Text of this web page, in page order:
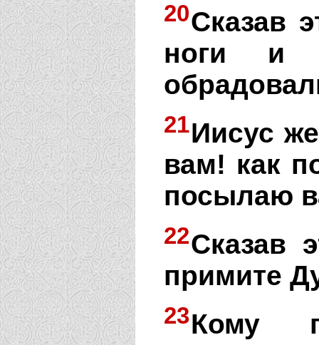
20Сказав
ноги и
21Иисус
вам! как
посылаю
22Сказав
примите
23Кому